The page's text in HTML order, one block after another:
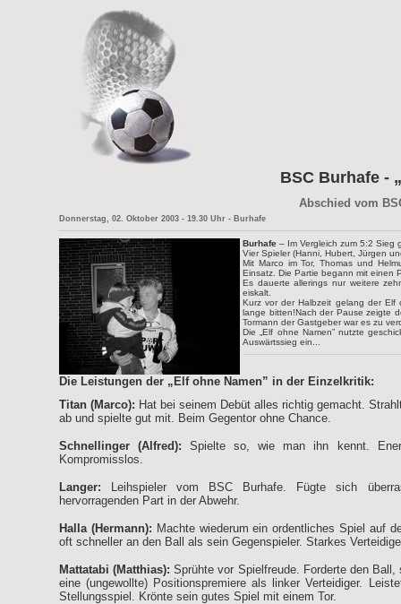
BSC Burhafe -
Abschied vom
Donnerstag, 02. Oktober 2003 - 19.30 Uhr - Burhafe
Burhafe – Im Vergleich zum 5:2 Sieg
Vier Spieler (Hanni, Hubert, Jürgen
Mit Marco im Tor, Thomas und
Einsatz. Die Partie begann mit einen
Es dauerte allerings nur weitere
eiskalt.
Kurz vor der Halbzeit gelang der Elf
lange bitten!Nach der Pause zeigte
Tormann der Gastgeber war es zu
Die „Elf ohne Namen” nutzte
Auswärtssieg ein...
Die Leistungen der „Elf ohne Namen” in der Einzelkritik:
Titan (Marco): Hat bei seinem Debüt alles richtig gemacht.
ab und spielte gut mit. Beim Gegentor ohne Chance.
Schnellinger (Alfred): Spielte so, wie man ihn kennt.
Kompromisslos.
Langer: Leihspieler vom BSC Burhafe. Fügte sich
hervorragenden Part in der Abwehr.
Halla (Hermann): Machte wiederum ein ordentliches Spiel auf
oft schneller an den Ball als sein Gegenspieler. Starkes
Mattatabi (Matthias): Sprühte vor Spielfreude. Forderte den
eine (ungewollte) Positionspremiere als linker Verteidiger.
Stellungsspiel. Krönte sein gutes Spiel mit einem Tor.